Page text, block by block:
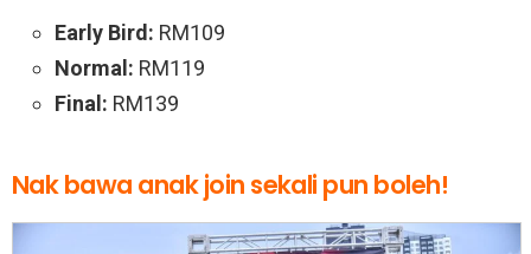
Early Bird: RM109
Normal: RM119
Final: RM139
Nak bawa anak join sekali pun boleh!